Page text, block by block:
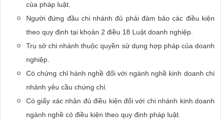
của pháp luật.
Người đứng đầu chi nhánh đủ phải đảm bảo các điều kiện
theo quy định tại khoản 2 điều 18 Luật doanh nghiệp.
Trụ sở chi nhánh thuộc quyền sử dụng hợp pháp của doanh
nghiệp.
Có chứng chỉ hành nghề đối với ngành nghề kinh doanh chi
nhánh yêu cầu chứng chỉ.
Có giấy xác nhận đủ điều kiện đối với chi nhánh kinh doanh
ngành nghề có điều kiện theo quy định pháp luật.